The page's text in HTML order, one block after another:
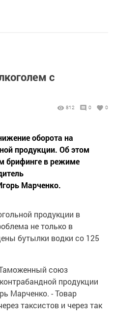
с
812 0 0
оборота на
продукции. Об этом
брифинге в режиме
Марченко.
продукции в
не только в
бутылки водки со 125
союз
продукции
Марченко. - Товар
таксистов и через так